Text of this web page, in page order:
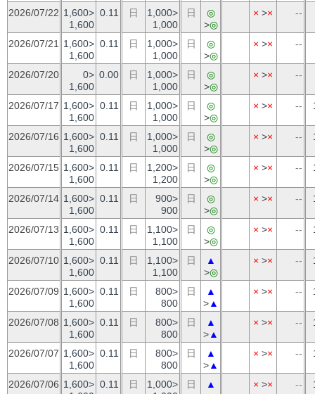
2026/07/22 1,600>
1,600
0.11 日
1,000>
1,000
日
◎
>◎
× >× --
2026/07/21
1,600>
1,600
0.11 日
1,000>
1,000
日
◎
>◎
× >× --
2026/07/20
0>
1,600
0.00 日
1,000>
1,000
日
◎
>◎
× >× --
2026/07/17 1,600>
1,600
0.11 日
1,000>
1,000
日
◎
>◎
× >× --
2026/07/16 1,600>
1,600
0.11 日
1,000>
1,000
日
◎
>◎
× >× --
2026/07/15 1,600>
1,600
0.11 日
1,200>
1,200
日
◎
>◎
× >× --
2026/07/14 1,600>
1,600
0.11 日
900>
900
日
◎
>◎
× >× --
2026/07/13 1,600>
1,600
0.11 日
1,100>
1,100
日
◎
>◎
× >× --
2026/07/10 1,600>
1,600
0.11 日
1,100>
1,100
日
▲
>◎
× >× --
2026/07/09 1,600>
1,600
0.11 日
800>
800
日
▲
>▲
× >× --
2026/07/08 1,600>
1,600
0.11 日
800>
800
日
▲
>▲
× >× --
2026/07/07 1,600>
1,600
0.11 日
800>
800
日
▲
>▲
× >× --
2026/07/06 1,600> 0.11 日
1,000>
日
▲
× >× --